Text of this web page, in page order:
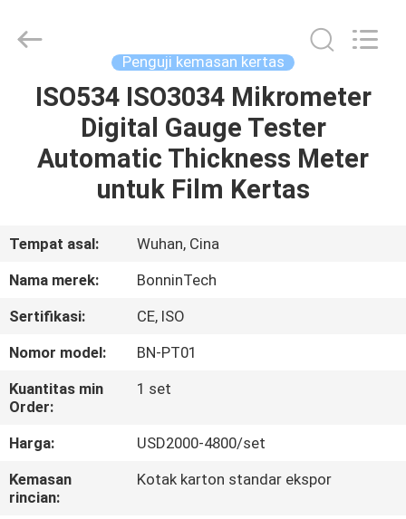
RUMAH
PRODUK
TENTANG
TUR
PABRIK
KONTROL
KUALITAS
Copyright
Reserved.
Penguji kemasan kertas
ISO534 ISO3034 Mikrometer
Digital Gauge Tester
Automatic Thickness Meter
untuk Film Kertas
Tempat asal:
Wuhan, Cina
Nama merek:
BonninTech
Sertifikasi:
CE, ISO
Nomor model:
BN-PT01
Kuantitas min
Order:
1 set
Harga:
USD2000-4800/set
Kemasan
rincian:
Kotak karton standar ekspor